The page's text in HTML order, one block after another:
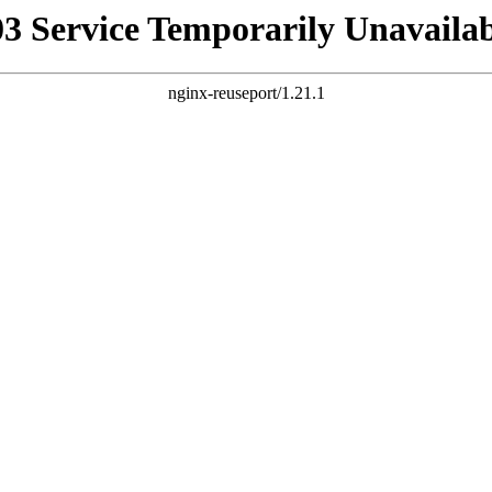
Service Temporarily
nginx-reuseport/1.21.1